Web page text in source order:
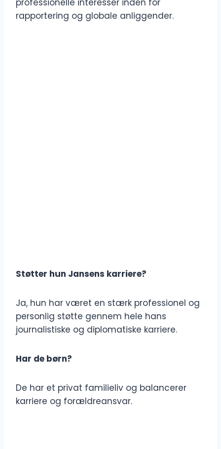
professionelle interesser inden for
rapportering og globale anliggender.
Støtter hun Jansens karriere?
Ja, hun har været en stærk professionel og
personlig støtte gennem hele hans
journalistiske og diplomatiske karriere.
Har de børn?
De har et privat familieliv og balancerer
karriere og forældreansvar.